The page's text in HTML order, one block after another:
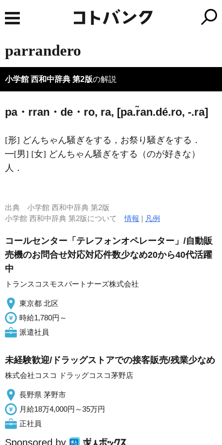
parrandero
小学館 西和中辞典 第2版の解説
pa・rran・de・ro, ra, [pa.r̃an.dé.ro, -.ra]
[形] どんちゃん騒ぎをする，お祭り騒ぎをする．
━[男] [女] どんちゃん騒ぎをする（のが好きな）
人．
出典 小学館 西和中辞典 第2版
小学館 西和中辞典 第2版について情報 | 凡例
コールセンター「テレフォンオペレーター」/自動販
売機のお問合せ対応対応件数少なめ20から40代活躍
中
トランスコスモスパートナーズ株式会社
東京都 北区
時給1,780円～
派遣社員
未経験歓迎/ドラッグストアでの接客販売/残業少なめ
株式会社コスコ ドラッグコスコ茅野店
長野県 茅野市
月給18万4,000円～35万円
正社員
Sponsored by